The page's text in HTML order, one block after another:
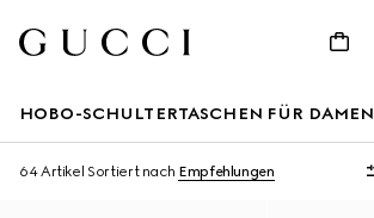
HOBO-SCHULTERTASCHEN FÜR DAMEN
64 Artikel Sortiert nach Empfehlungen